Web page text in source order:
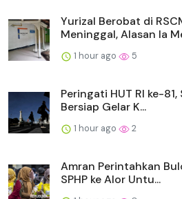
Yurizal Berobat di
Meninggal, Alasan Ia
1 hour ago 5
Peringati HUT RI ke-
Bersiap Gelar K...
1 hour ago 2
Amran Perintahkan
SPHP ke Alor Untu...